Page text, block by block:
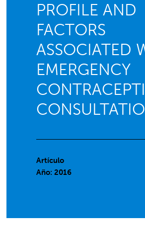
PROFILE AND
FACTORS
ASSOCIATED
EMERGENCY
Artículo
Año: 2016